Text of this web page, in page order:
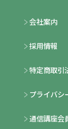
会社案内
採用情報
特定商取引
プライバシ
通信講座会